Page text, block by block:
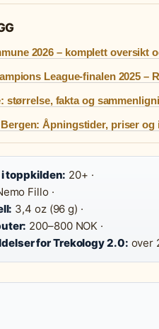
2026 – komplett oversikt
League-finalen 2025 –
størrelse, fakta og
Bergen: Åpningstider, priser og
toppkilden: 20+ ·
Fillo ·
3,4 oz (96 g) ·
200–800 NOK ·
for Trekology 2.0: over